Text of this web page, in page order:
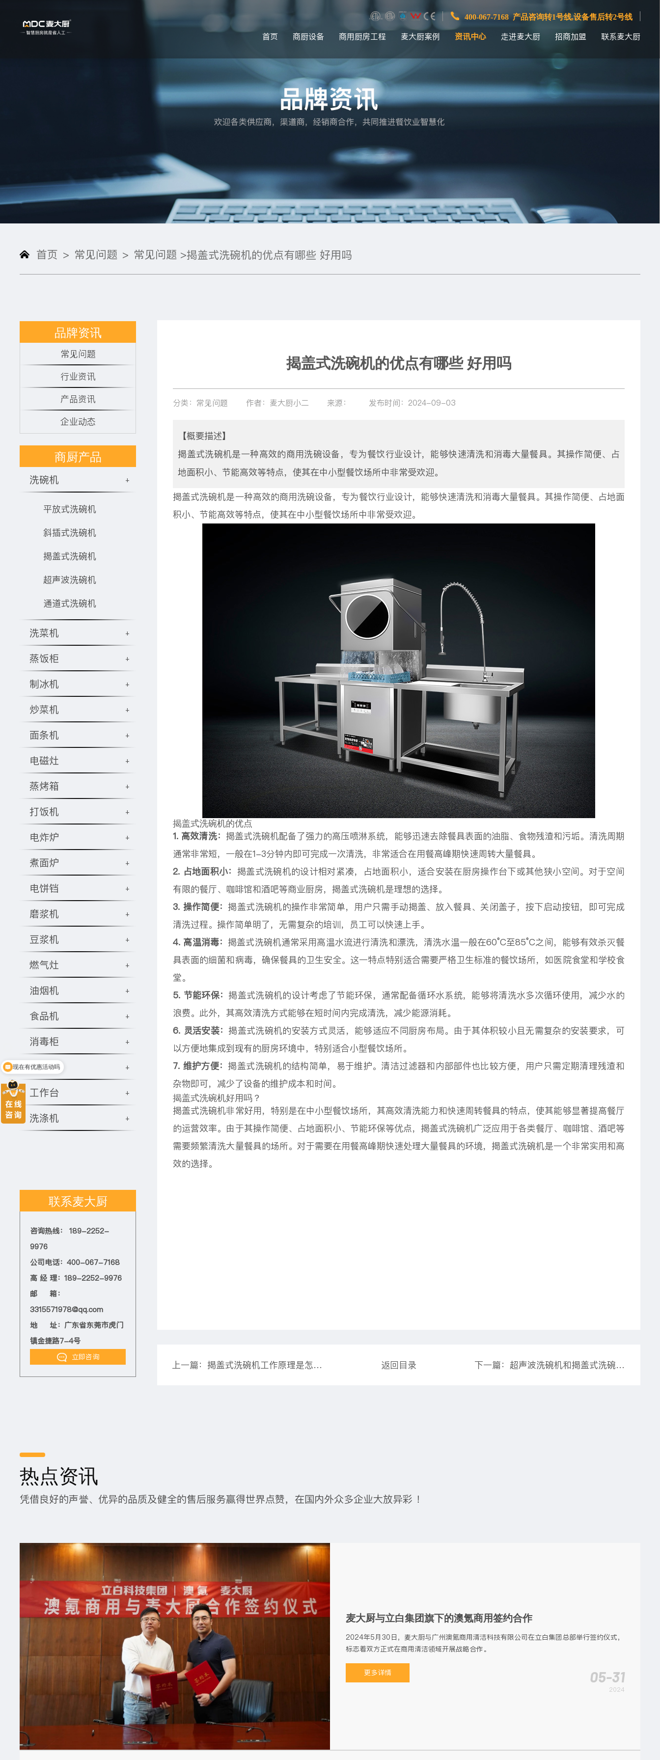
400-067-7168 产品咨询转1号线,设备售后转2号线
首页 商厨设备 商用厨房工程 麦大厨案例 资讯中心 走进麦大厨 招商加盟 联系麦大厨
首页 > 常见问题 > 常见问题 >揭盖式洗碗机的优点有哪些 好用吗
品牌资讯
常见问题
行业资讯
产品资讯
企业动态
商厨产品
洗碗机 +
平放式洗碗机
斜插式洗碗机
揭盖式洗碗机
超声波洗碗机
通道式洗碗机
洗菜机 +
蒸饭柜 +
制冰机 +
炒菜机 +
面条机 +
电磁灶 +
蒸烤箱 +
打饭机 +
电炸炉 +
煮面炉 +
电饼铛 +
磨浆机 +
豆浆机 +
燃气灶 +
油烟机 +
食品机 +
消毒柜 +
饮水机 +
工作台 +
洗涤机 +
联系麦大厨
咨询热线： 189-2252-
9976
公司电话：400-067-7168
高 经 理：189-2252-9976
邮 箱：
3315571978@qq.com
地 址：广东省东莞市虎门
镇金捷路7-4号
立即咨询
揭盖式洗碗机的优点有哪些 好用吗
分类：常见问题 作者：麦大厨小二 来源： 发布时间：2024-09-03
【概要描述】
揭盖式洗碗机是一种高效的商用洗碗设备，专为餐饮行业设计，能够快速清洗和消毒大量餐具。其操作简便、占
地面积小、节能高效等特点，使其在中小型餐饮场所中非常受欢迎。
揭盖式洗碗机是一种高效的商用洗碗设备，专为餐饮行业设计，能够快速清洗和消毒大量餐具。其操作简便、占地面
积小、节能高效等特点，使其在中小型餐饮场所中非常受欢迎。
揭盖式洗碗机的优点
1. 高效清洗： 揭盖式洗碗机配备了强力的高压喷淋系统，能够迅速去除餐具表面的油脂、食物残渣和污垢。清洗周期
通常非常短，一般在1-3分钟内即可完成一次清洗，非常适合在用餐高峰期快速周转大量餐具。
2. 占地面积小： 揭盖式洗碗机的设计相对紧凑，占地面积小，适合安装在厨房操作台下或其他狭小空间。对于空间
有限的餐厅、咖啡馆和酒吧等商业厨房，揭盖式洗碗机是理想的选择。
3. 操作简便：揭盖式洗碗机的操作非常简单，用户只需手动揭盖、放入餐具、关闭盖子，按下启动按钮，即可完成
清洗过程。操作简单明了，无需复杂的培训，员工可以快速上手。
4. 高温消毒：揭盖式洗碗机通常采用高温水流进行清洗和漂洗，清洗水温一般在60°C至85°C之间，能够有效杀灭餐
具表面的细菌和病毒，确保餐具的卫生安全。这一特点特别适合需要严格卫生标准的餐饮场所，如医院食堂和学校食
堂。
5. 节能环保：揭盖式洗碗机的设计考虑了节能环保，通常配备循环水系统，能够将清洗水多次循环使用，减少水的
浪费。此外，其高效清洗方式能够在短时间内完成清洗，减少能源消耗。
6. 灵活安装：揭盖式洗碗机的安装方式灵活，能够适应不同厨房布局。由于其体积较小且无需复杂的安装要求，可
以方便地集成到现有的厨房环境中，特别适合小型餐饮场所。
7. 维护方便：揭盖式洗碗机的结构简单，易于维护。清洁过滤器和内部部件也比较方便，用户只需定期清理残渣和
杂物即可，减少了设备的维护成本和时间。
揭盖式洗碗机好用吗？
揭盖式洗碗机非常好用，特别是在中小型餐饮场所，其高效清洗能力和快速周转餐具的特点，使其能够显著提高餐厅
的运营效率。由于其操作简便、占地面积小、节能环保等优点，揭盖式洗碗机广泛应用于各类餐厅、咖啡馆、酒吧等
需要频繁清洗大量餐具的场所。对于需要在用餐高峰期快速处理大量餐具的环境，揭盖式洗碗机是一个非常实用和高
效的选择。
上一篇：揭盖式洗碗机工作原理是怎样的 原理和使用方法介绍 返回目录 下一篇：超声波洗碗机和揭盖式洗碗机哪个好？
热点资讯
凭借良好的声誉、优异的品质及健全的售后服务赢得世界点赞，在国内外众多企业大放异彩 ！
麦大厨与立白集团旗下的澳氪商用签约合作
2024年5月30日，麦大厨与广州澳氪商用清洁科技有限公司在立白集团总部举行签约仪式，
标志着双方正式在商用清洁领域开展战略合作。
更多详情 05-31
2024
现在有优惠活动吗